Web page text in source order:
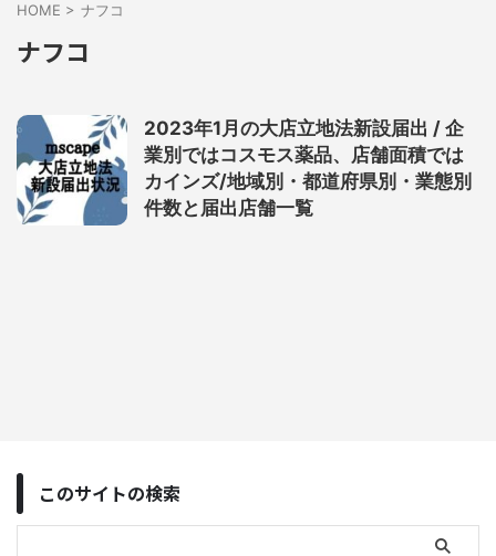
HOME > ナフコ
ナフコ
2023年1月の大店立地法新設届出 / 企
業別ではコスモス薬品、店舗面積では
カインズ/地域別・都道府県別・業態別
件数と届出店舗一覧
このサイトの検索